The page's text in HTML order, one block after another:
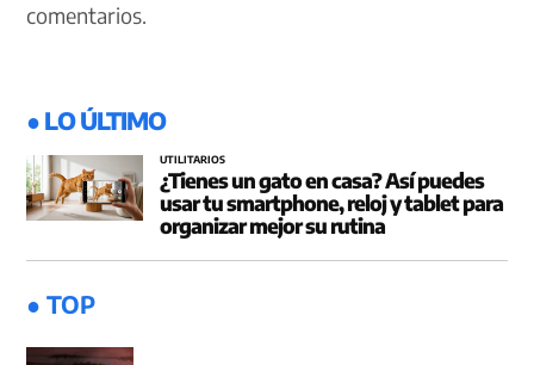
comentarios.
● LO ÚLTIMO
UTILITARIOS
¿Tienes un gato en casa? Así puedes
usar tu smartphone, reloj y tablet para
organizar mejor su rutina
● TOP